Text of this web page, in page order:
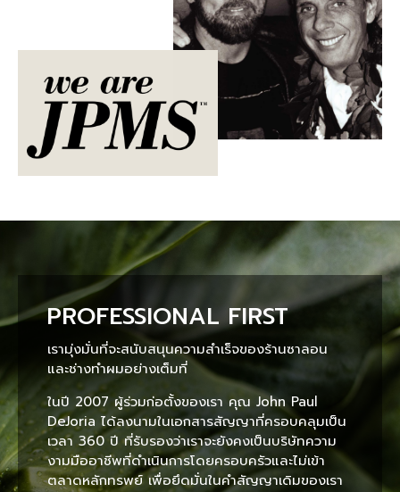
PROFESSIONAL FIRST
เรามุ่งมั่นที่จะสนับสนุนความสำเร็จของร้านซาลอน
และช่างทำผมอย่างเต็มที่
ในปี 2007 ผู้ร่วมก่อตั้งของเรา คุณ John Paul
DeJoria ได้ลงนามในเอกสารสัญญาที่ครอบคลุมเป็น
เวลา 360 ปี ที่รับรองว่าเราจะยังคงเป็นบริษัทความ
งามมืออาชีพที่ดำเนินการโดยครอบครัวและไม่เข้า
ตลาดหลักทรพย์ เพื่อยึดมั่นในคำสัญญาเดิมของเรา